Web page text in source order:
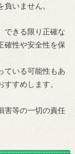
いません。
できる限り正確な
確性や安全性を保
ている可能性もあ
すめします。
害等の一切の責任